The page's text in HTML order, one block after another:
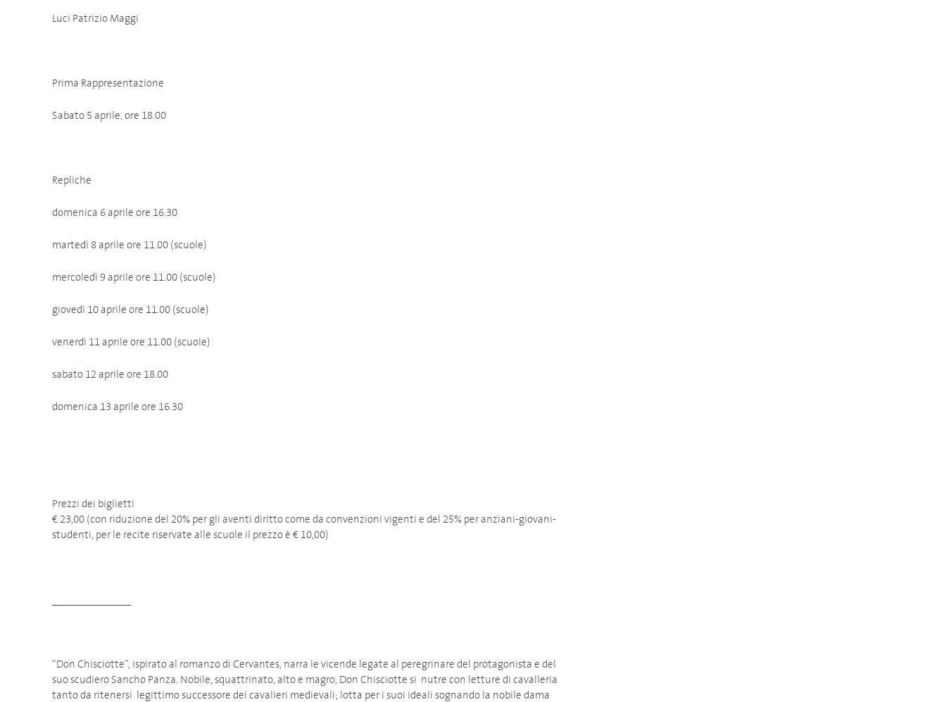
Luci Patrizio Maggi
Prima Rappresentazione
Sabato 5 aprile, ore 18.00
Repliche
domenica 6 aprile ore 16.30
martedì 8 aprile ore 11.00 (scuole)
mercoledì 9 aprile ore 11.00 (scuole)
giovedì 10 aprile ore 11.00 (scuole)
venerdì 11 aprile ore 11.00 (scuole)
sabato 12 aprile ore 18.00
domenica 13 aprile ore 16.30
Prezzi dei biglietti
€ 23,00 (con riduzione del 20% per gli aventi diritto come da convenzioni vigenti e del 25% per anziani-giovani-
studenti, per le recite riservate alle scuole il prezzo è € 10,00)
“Don Chisciotte”, ispirato al romanzo di Cervantes, narra le vicende legate al peregrinare del protagonista e del
suo scudiero Sancho Panza. Nobile, squattrinato, alto e magro, Don Chisciotte si nutre con letture di cavalleria
tanto da ritenersi legittimo successore dei cavalieri medievali; lotta per i suoi ideali sognando la nobile dama